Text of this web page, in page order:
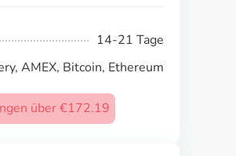
14-21 Tage
AMEX, Bitcoin, Ethereum
über €172.19